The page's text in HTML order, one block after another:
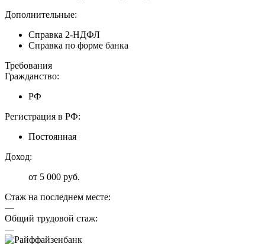
Дополнительные:
Справка 2-НДФЛ
Справка по форме банка
Требования
Гражданство:
РФ
Регистрация в РФ:
Постоянная
Доход:
от 5 000 руб.
Стаж на последнем месте:
—
Общий трудовой стаж:
—